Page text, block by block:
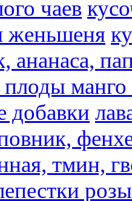
чаев
женьшеня
ананаса,
плоды
добавки
тмин,
розы